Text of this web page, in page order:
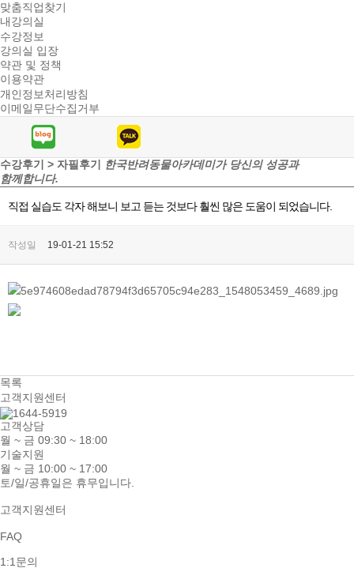
맞춤직업찾기
내강의실
수강정보
강의실 입장
약관 및 정책
이용약관
개인정보처리방침
이메일무단수집거부
수강후기 > 자필후기
한국반려동물아카데미가 당신의 성공과
함께합니다.
직접 실습도 각자 해보니 보고 듣는 것보다 훨씬 많은 도움이 되었습니다.
작성일 19-01-21 15:52
목록
고객지원센터
고객상담
월 ~ 금 09:30 ~ 18:00
기술지원
월 ~ 금 10:00 ~ 17:00
토/일/공휴일은 휴무입니다.
고객지원센터
FAQ
1:1문의